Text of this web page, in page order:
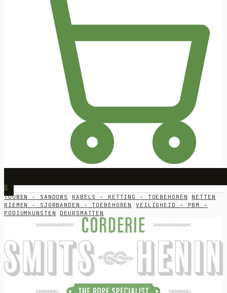
0
TOUWEN - SANDOWS KABELS - KETTING - TOEBEHOREN
NETTEN
RIEMEN - SJORBANDEN - TOEBEHOREN
VEILIGHEID – PBM –
PODIUMKUNSTEN
DEURSMATTEN